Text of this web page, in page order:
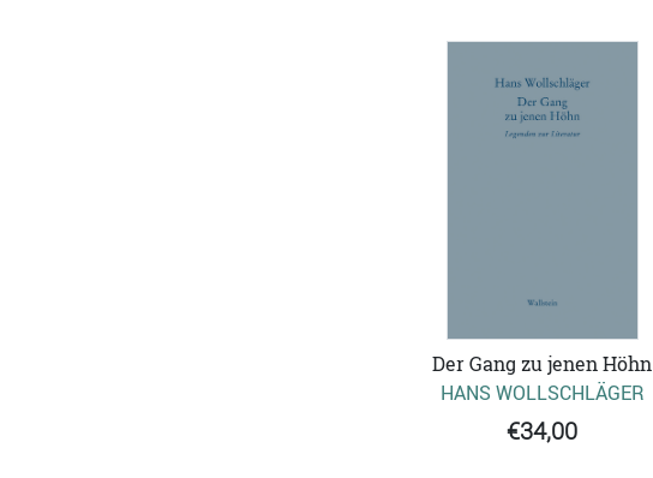
Der Gang zu jenen Höhn
HANS WOLLSCHLÄGER
€34,00